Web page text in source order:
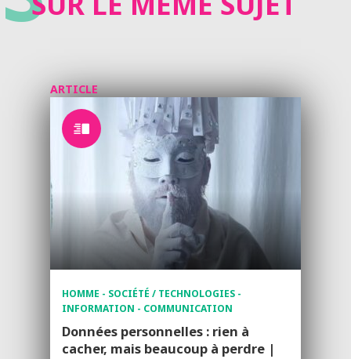
ARTICLE
HOMME - SOCIÉTÉ / TECHNOLOGIES -
INFORMATION - COMMUNICATION
Données personnelles : rien à
cacher, mais beaucoup à perdre |